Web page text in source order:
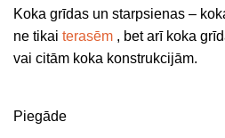
Koka grīdas un starpsienas –
ne tikai terasēm , bet arī koka
vai citām koka konstrukcijām.
Piegāde